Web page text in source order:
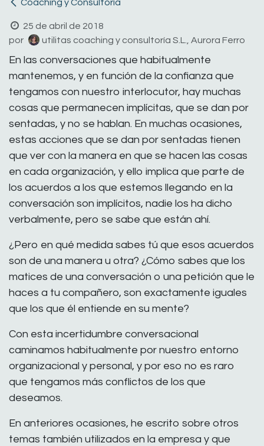
Coaching y Consultoría
25 de abril de 2018
por
utilitas coaching y consultoría S.L., Aurora Ferro
En las conversaciones que habitualmente
mantenemos, y en función de la confianza que
tengamos con nuestro interlocutor, hay muchas
cosas que permanecen implícitas, que se dan por
sentadas, y no se hablan. En muchas ocasiones,
estas acciones que se dan por sentadas tienen
que ver con la manera en que se hacen las cosas
en cada organización, y ello implica que parte de
los acuerdos a los que estemos llegando en la
conversación son implícitos, nadie los ha dicho
verbalmente, pero se sabe que están ahí.
¿Pero en qué medida sabes tú que esos acuerdos
son de una manera u otra? ¿Cómo sabes que los
matices de una conversación o una petición que le
haces a tu compañero, son exactamente iguales
que los que él entiende en su mente?
Con esta incertidumbre conversacional
caminamos habitualmente por nuestro entorno
organizacional y personal, y por eso no es raro
que tengamos más conflictos de los que
deseamos.
En anteriores ocasiones, he escrito sobre otros
temas también utilizados en la empresa y que